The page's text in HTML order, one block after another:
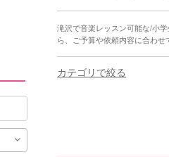
滝沢で音楽レッスン可能な/小
ら、ご予算や依頼内容に合わせ
カテゴリで絞る